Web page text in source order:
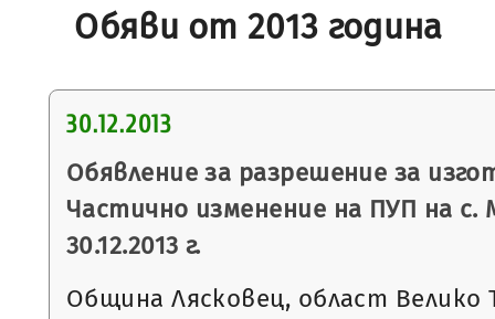
Обяви от 2013 година
30.12.2013
Обявление за разрешение за
Частично изменение на ПУП на
30.12.2013 г.
Община Лясковец, област Велико